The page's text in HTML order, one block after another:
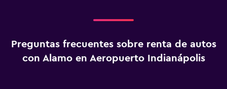
Preguntas frecuentes sobre renta de autos
con Alamo en Aeropuerto Indianápolis